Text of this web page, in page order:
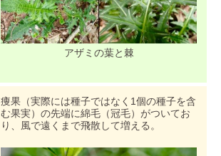
アザミの葉と棘
痩果（実際には種子ではなく1個の種子を含
む果実）の先端に綿毛（冠毛）がついてお
り、風で遠くまで飛散して増える。